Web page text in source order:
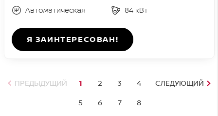
Автоматическая
84 кВт
Я ЗАИНТЕРЕСОВАН!
ПРЕДЫДУЩИЙ СЛЕДУЮЩИЙ
1 2 3
4
5
6 7
8